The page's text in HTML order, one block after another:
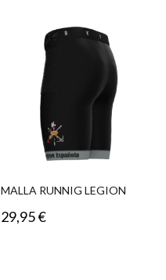
MALLA RUNNIG LEGION
29,95€